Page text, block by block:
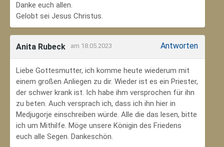
Danke euch allen.
Gelobt sei Jesus Christus.
Anita Rubeck am 18.05.2023 Antworten
Liebe Gottesmutter, ich komme heute wiederum mit
einem großen Anliegen zu dir. Wieder ist es ein Priester,
der schwer krank ist. Ich habe ihm versprochen für ihn
zu beten. Auch versprach ich, dass ich ihn hier in
Medjugorje einschreiben würde. Alle die das lesen, bitte
ich um Mithilfe. Möge unsere Königin des Friedens
euch alle Segen. Dankeschön.